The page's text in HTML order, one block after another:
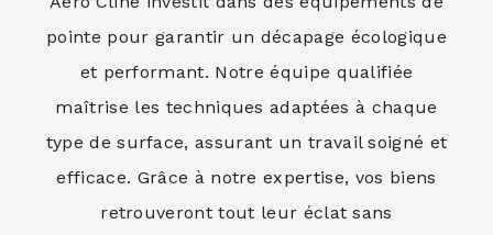
pointe pour garantir un décapage écologique
et performant. Notre équipe qualifiée
maîtrise les techniques adaptées à chaque
type de surface, assurant un travail soigné et
efficace. Grâce à notre expertise, vos biens
retrouveront tout leur éclat sans